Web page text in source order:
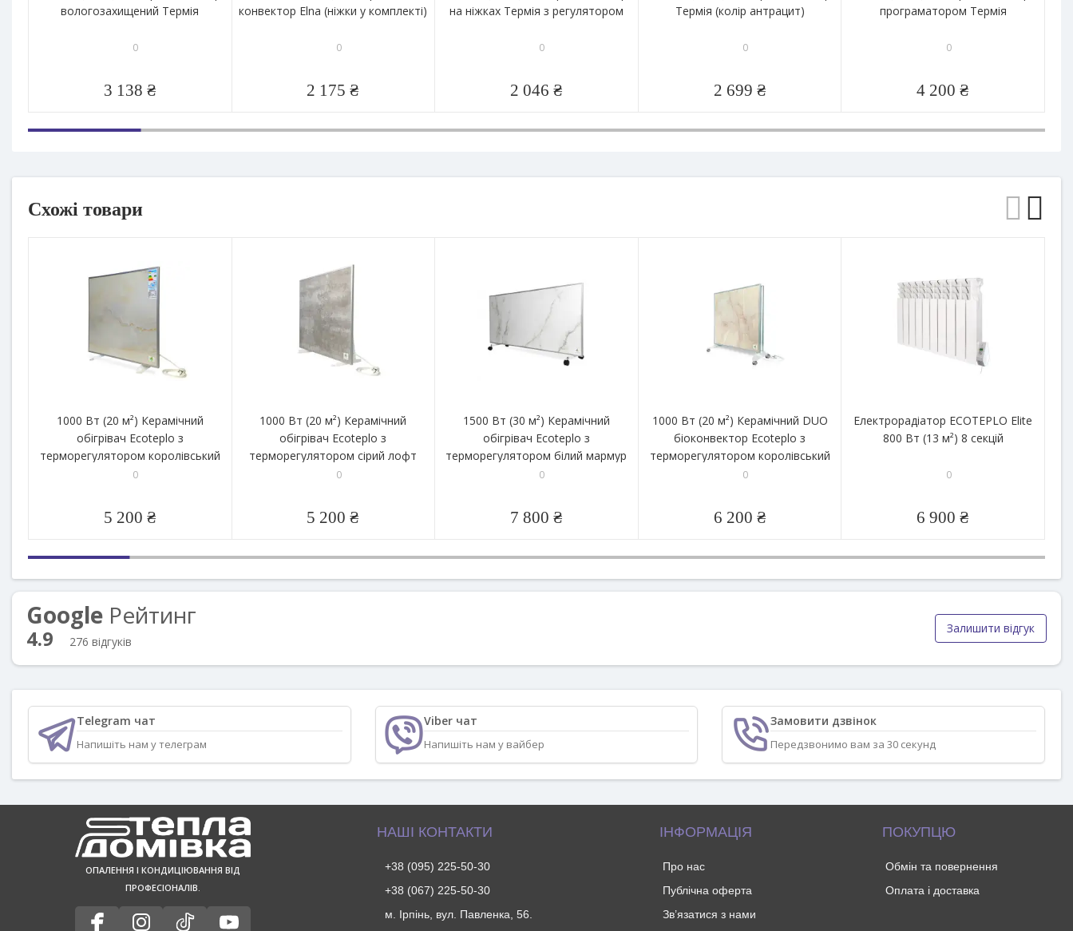
вологозахищений Термія
0
3 138 ₴
конвектор Elna (ніжки у комплекті)
0
2 175 ₴
на ніжках Термія з регулятором
0
2 046 ₴
Термія (колір антрацит)
0
2 699 ₴
програматором Термія
0
4 200 ₴
Схожі товари
1000 Вт (20 м²) Керамічний
обігрівач Ecoteplo з
терморегулятором королівський
мармур
0
5 200 ₴
1000 Вт (20 м²) Керамічний
обігрівач Ecoteplo з
терморегулятором сірий лофт
0
5 200 ₴
1500 Вт (30 м²) Керамічний
обігрівач Ecoteplo з
терморегулятором білий мармур
0
7 800 ₴
1000 Вт (20 м²) Керамічний DUO
біоконвектор Ecoteplo з
терморегулятором королівський
мармур
0
6 200 ₴
Електрорадіатор ECOTEPLO Elite
800 Вт (13 м²) 8 секцій
0
6 900 ₴
Google Рейтинг
4.9 276 відгуків
Залишити відгук
Telegram чат
Напишіть нам у телеграм
Viber чат
Напишіть нам у вайбер
Замовити дзвінок
Передзвонимо вам за 30 секунд
ОПАЛЕННЯ І КОНДИЦІЮВАННЯ ВІД
ПРОФЕСІОНАЛІВ.
НАШІ КОНТАКТИ
+38 (095) 225-50-30
+38 (067) 225-50-30
м. Ірпінь, вул. Павленка, 56.
ІНФОРМАЦІЯ
Про нас
Публічна оферта
Зв’язатися з нами
ПОКУПЦЮ
Обмін та повернення
Оплата і доставка